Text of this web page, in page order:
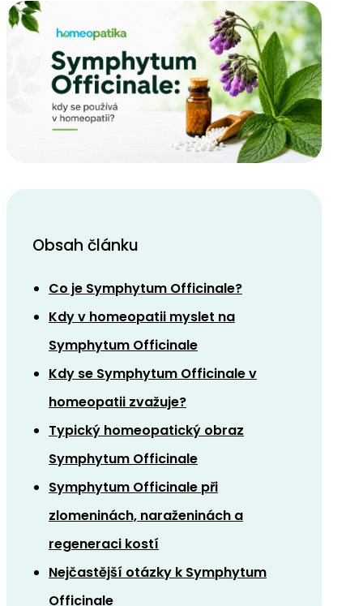
Obsah článku
Co je Symphytum Officinale?
Kdy v homeopatii myslet na
Symphytum Officinale
Kdy se Symphytum Officinale v
homeopatii zvažuje?
Typický homeopatický obraz
Symphytum Officinale
Symphytum Officinale při
zlomeninách, naraženinách a
regeneraci kostí
Nejčastější otázky k Symphytum
Officinale